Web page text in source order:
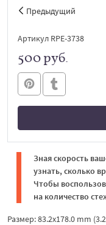
Предыдущий
Артикул RPE-3738
500 руб.
Зная скорость
узнать, сколько
Чтобы
на количество
Размер: 83.2x178.0 mm